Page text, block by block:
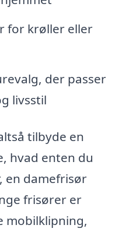
for krøller eller
der passer
livsstil
tilbyde en
hvad enten du
en damefrisør
frisører er
mobilklipning,